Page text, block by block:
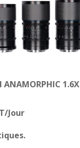
ANAMORPHIC